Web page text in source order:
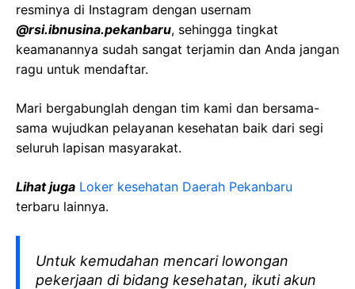
resminya di Instagram dengan usernam
@rsi.ibnusina.pekanbaru, sehingga tingkat
keamanannya sudah sangat terjamin dan Anda jangan
ragu untuk mendaftar.
Mari bergabunglah dengan tim kami dan bersama-
sama wujudkan pelayanan kesehatan baik dari segi
seluruh lapisan masyarakat.
Lihat juga Loker kesehatan Daerah Pekanbaru
terbaru lainnya.
Untuk kemudahan mencari lowongan
pekerjaan di bidang kesehatan, ikuti akun